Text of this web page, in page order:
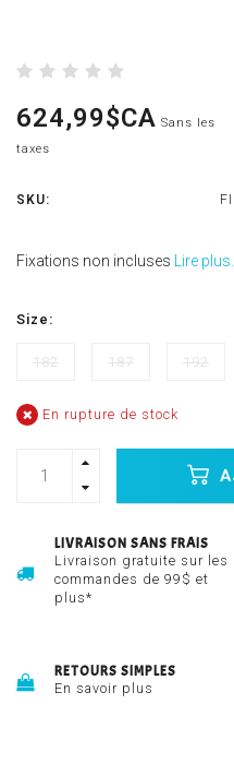
624,99$CA Sans les
taxes
SKU:
Fixations non incluses Lire plus..
Size:
182 187 192
En rupture de stock
LIVRAISON SANS FRAIS
Livraison gratuite sur les
commandes de 99$ et
plus*
RETOURS SIMPLES
En savoir plus